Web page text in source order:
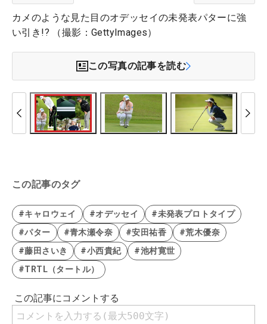
カメのような見た目のオデッセイの未発表パターに強
い引き!? （撮影：GettyImages）
この写真の記事を読む
この記事のタグ
#キャロウェイ #オデッセイ
#未発表プロトタイプ
#パター
#青木瀬令奈 #安田祐香
#荒木優奈
#藤田さいき
#小西貴紀
#池村寛世
#TRTL（タートル）